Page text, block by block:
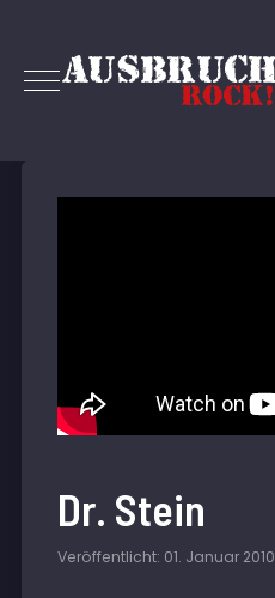
Dr. Stein
Veröffentlicht: 01. Januar 2010